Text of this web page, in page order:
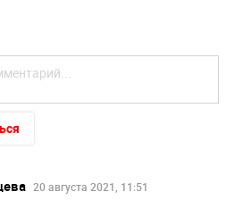
20 августа 2021, 11:51